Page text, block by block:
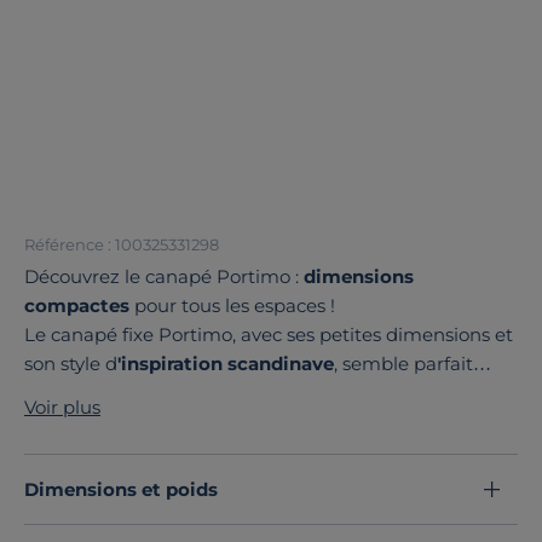
Référence : 100325331298
Découvrez le canapé Portimo : dimensions
compactes pour tous les espaces !
Le canapé fixe Portimo, avec ses petites dimensions et
son style d'inspiration scandinave, semble parfait
tous les intérieurs.
Sonassise haute et fermeoffre un excellent soutien,
tandis que le dossier enveloppant promet des
Voir plus
Dimensions et poids